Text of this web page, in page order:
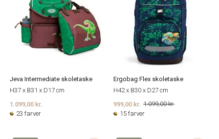
Jeva Intermediate skoletaske
H37 x B31 x D17 cm
1.099,00 kr.
23 farver
Ergobag Flex skoletaske
H42 x B30 x D27 cm
1.099,00 kr.
999,00 kr.
15 farver